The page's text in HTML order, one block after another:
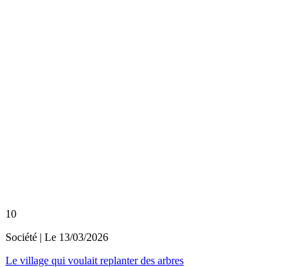
10
Société | Le 13/03/2026
Le village qui voulait replanter des arbres